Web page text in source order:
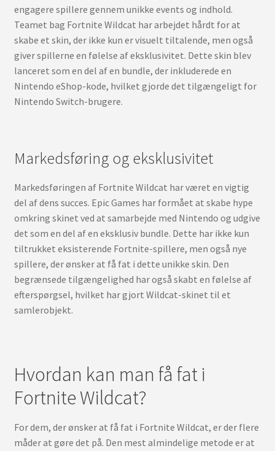
engagere spillere gennem unikke events og indhold.
Teamet bag Fortnite Wildcat har arbejdet hårdt for at
skabe et skin, der ikke kun er visuelt tiltalende, men også
giver spillerne en følelse af eksklusivitet. Dette skin blev
lanceret som en del af en bundle, der inkluderede en
Nintendo eShop-kode, hvilket gjorde det tilgængeligt for
Nintendo Switch-brugere.
Markedsføring og eksklusivitet
Markedsføringen af Fortnite Wildcat har været en vigtig
del af dens succes. Epic Games har formået at skabe hype
omkring skinet ved at samarbejde med Nintendo og udgive
det som en del af en eksklusiv bundle. Dette har ikke kun
tiltrukket eksisterende Fortnite-spillere, men også nye
spillere, der ønsker at få fat i dette unikke skin. Den
begrænsede tilgængelighed har også skabt en følelse af
efterspørgsel, hvilket har gjort Wildcat-skinet til et
samlerobjekt.
Hvordan kan man få fat i
Fortnite Wildcat?
For dem, der ønsker at få fat i Fortnite Wildcat, er der flere
måder at gøre det på. Den mest almindelige metode er at